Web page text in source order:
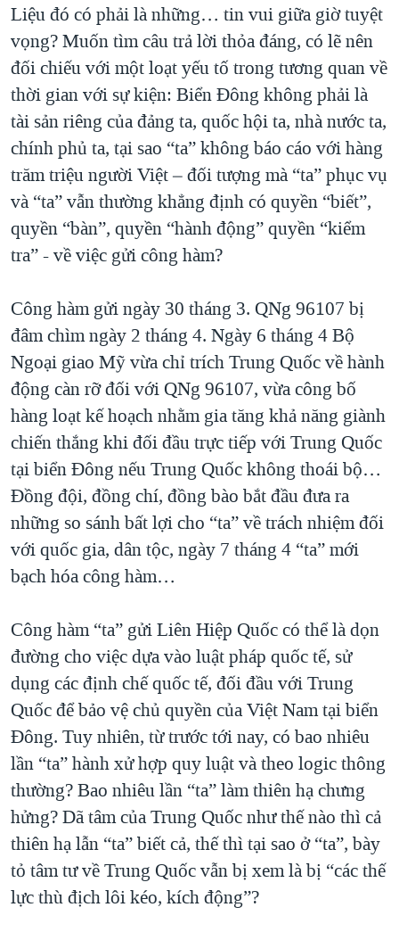
Liệu đó có phải là những… tin vui giữa giờ tuyệt
vọng? Muốn tìm câu trả lời thỏa đáng, có lẽ nên
đối chiếu với một loạt yếu tố trong tương quan về
thời gian với sự kiện: Biển Đông không phải là
tài sản riêng của đảng ta, quốc hội ta, nhà nước ta,
chính phủ ta, tại sao “ta” không báo cáo với hàng
trăm triệu người Việt – đối tượng mà “ta” phục vụ
và “ta” vẫn thường khẳng định có quyền “biết”,
quyền “bàn”, quyền “hành động” quyền “kiểm
tra” - về việc gửi công hàm?
Công hàm gửi ngày 30 tháng 3. QNg 96107 bị
đâm chìm ngày 2 tháng 4. Ngày 6 tháng 4 Bộ
Ngoại giao Mỹ vừa chỉ trích Trung Quốc về hành
động càn rỡ đối với QNg 96107, vừa công bố
hàng loạt kế hoạch nhằm gia tăng khả năng giành
chiến thắng khi đối đầu trực tiếp với Trung Quốc
tại biển Đông nếu Trung Quốc không thoái bộ…
Đồng đội, đồng chí, đồng bào bắt đầu đưa ra
những so sánh bất lợi cho “ta” về trách nhiệm đối
với quốc gia, dân tộc, ngày 7 tháng 4 “ta” mới
bạch hóa công hàm…
Công hàm “ta” gửi Liên Hiệp Quốc có thể là dọn
đường cho việc dựa vào luật pháp quốc tế, sử
dụng các định chế quốc tế, đối đầu với Trung
Quốc để bảo vệ chủ quyền của Việt Nam tại biển
Đông. Tuy nhiên, từ trước tới nay, có bao nhiêu
lần “ta” hành xử hợp quy luật và theo logic thông
thường? Bao nhiêu lần “ta” làm thiên hạ chưng
hửng? Dã tâm của Trung Quốc như thế nào thì cả
thiên hạ lẫn “ta” biết cả, thế thì tại sao ở “ta”, bày
tỏ tâm tư về Trung Quốc vẫn bị xem là bị “các thế
lực thù địch lôi kéo, kích động”?